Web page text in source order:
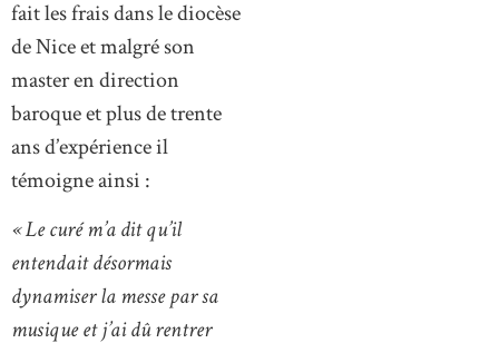
fait les frais dans le diocèse
de Nice et malgré son
master en direction
baroque et plus de trente
ans d’expérience il
témoigne ainsi :
« Le curé m’a dit qu’il
entendait désormais
dynamiser la messe par sa
musique et j’ai dû rentrer